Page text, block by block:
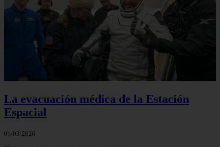
La evacuación médica de la Estación
Espacial
01/03/2026